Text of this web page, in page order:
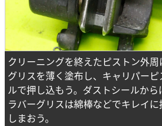
クリーニングを終えたピストン外
グリスを薄く塗布し、キャリパー
ルで押し込もう。ダストシールから
ラバーグリスは綿棒などでキレイに
しまおう。